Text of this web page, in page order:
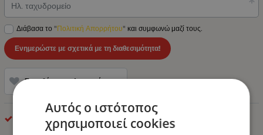
Ηλ. ταχυδρομείο
Διάβασα το "Πολιτική Απορρήτου" και συμφωνώ μαζί τους.
Ενημερώστε με σχετικά με τη διαθεσιμότητα!
Προσθήκη στα Αγαπημένα
optonica
Αυτός ο ιστότοπος
χρησιμοποιεί cookies